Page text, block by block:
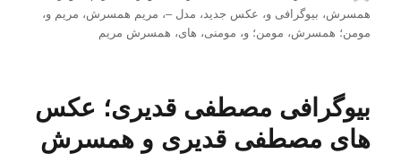
شده
در
همسرش، بیوگرافی و، عکس جدید ، مدل –، مریم همسرش، مریم و،
مومن؛ همسرش، مومن؛ و، مومنی، های، همسرش مریم
بیوگرافی مصطفی قدیری؛ عکس
های مصطفی قدیری و همسرش